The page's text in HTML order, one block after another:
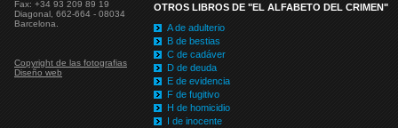
Fax: +34 93 209 89 19
Diagonal, 662-664 - 08034
Barcelona.
Copyright de las fotografias
Diseño web
OTROS LIBROS DE "EL ALFABETO DEL CRIMEN"
A de adulterio
B de bestias
C de cadáver
D de deuda
E de evidencia
F de fugitivo
H de homicidio
I de inocente